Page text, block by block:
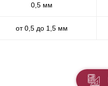
0,5 мм
от 0,5 до 1,5 мм